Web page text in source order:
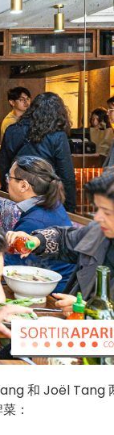
和 Joël Tang
：